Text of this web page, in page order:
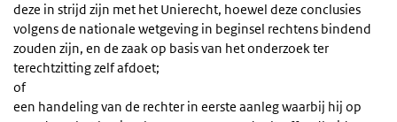
deze in strijd zijn met het Unierecht, hoewel deze conclusies
volgens de nationale wetgeving in beginsel rechtens bindend
zouden zijn, en de zaak op basis van het onderzoek ter
terechtzitting zelf afdoet;
of
een handeling van de rechter in eerste aanleg waarbij hij op